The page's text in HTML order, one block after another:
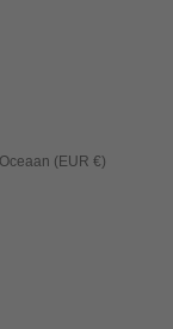
Franse Gebieden in de zuidelijke Indische Oceaan (EUR €)